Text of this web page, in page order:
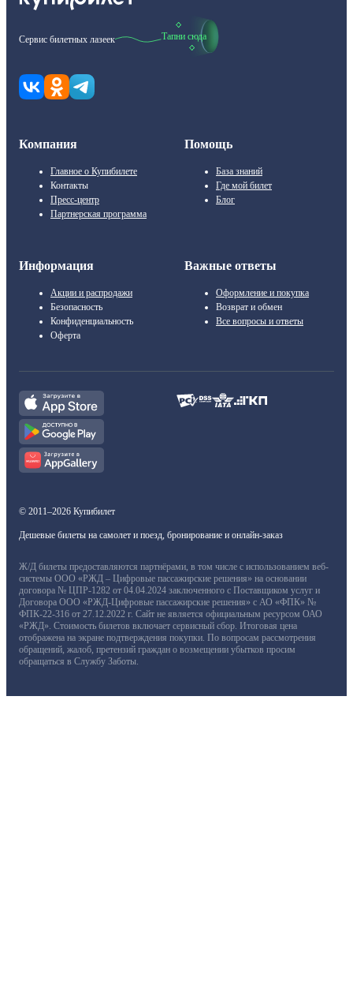
Сервис билетных лазеек Тапни сюда
Компания
Главное о Купибилете
Контакты
Пресс-центр
Партнерская программа
Помощь
База знаний
Где мой билет
Блог
Информация
Акции и распродажи
Безопасность
Конфиденциальность
Оферта
Важные ответы
Оформление и покупка
Возврат и обмен
Все вопросы и ответы
© 2011–2026 Купибилет
Дешевые билеты на самолет и поезд, бронирование и онлайн-заказ
Ж/Д билеты предоставляются партнёрами, в том числе с использованием веб-
системы ООО «РЖД – Цифровые пассажирские решения» на основании
договора № ЦПР-1282 от 04.04.2024 заключенного с Поставщиком услуг и
Договора ООО «РЖД-Цифровые пассажирские решения» с АО «ФПК» №
ФПК-22-316 от 27.12.2022 г. Сайт не является официальным ресурсом ОАО
«РЖД». Стоимость билетов включает сервисный сбор. Итоговая цена
отображена на экране подтверждения покупки. По вопросам рассмотрения
обращений, жалоб, претензий граждан о возмещении убытков просим
обращаться в Службу Заботы.